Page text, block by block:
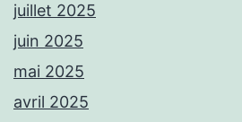
juillet 2025
juin 2025
mai 2025
avril 2025